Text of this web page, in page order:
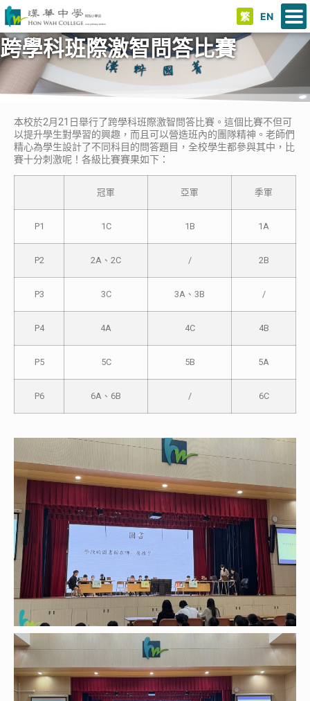
繁 EN
跨學科班際激智問答比賽
本校於2月21日舉行了跨學科班際激智問答比賽。這個比賽不但可
以提升學生對學習的興趣，而且可以營造班內的團隊精神。老師們
精心為學生設計了不同科目的問答題目，全校學生都參與其中，比
賽十分刺激呢！各級比賽賽果如下：
冠軍 亞軍 季軍
P1 1C 1B 1A
P2 2A、2C / 2B
P3 3C 3A、3B /
P4 4A 4C 4B
P5 5C 5B 5A
P6 6A、6B / 6C